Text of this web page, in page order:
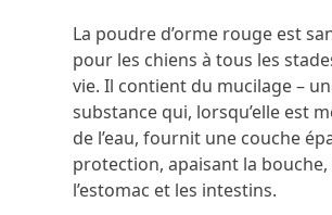
La poudre d’orme rouge est
pour les chiens à tous les
vie. Il contient du mucilage –
substance qui, lorsqu’elle est
de l’eau, fournit une couche
protection, apaisant la bouche,
l’estomac et les intestins.